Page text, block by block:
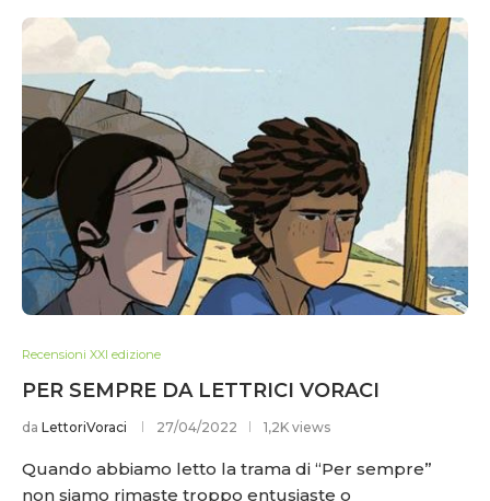
Recensioni XXI edizione
PER SEMPRE DA LETTRICI VORACI
da LettoriVoraci 27/04/2022 1,2K views
Quando abbiamo letto la trama di “Per sempre”
non siamo rimaste troppo entusiaste o